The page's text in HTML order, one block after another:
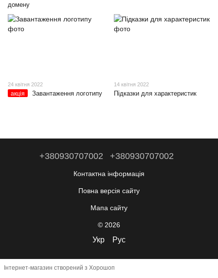
домену
24 квітня 2022
акція Завантаження логотипу
14 квітня 2022
Підказки для характеристик
+380930707002 +380930707002
Контактна інформація
Повна версія сайту
Мапа сайту
© 2026
Укр Рус
Інтернет-магазин створений з Хорошоп